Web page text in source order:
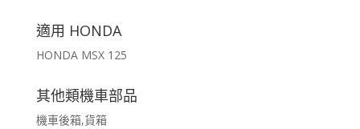
適用 HONDA
HONDA MSX 125
其他類機車部品
機車後箱,貨箱